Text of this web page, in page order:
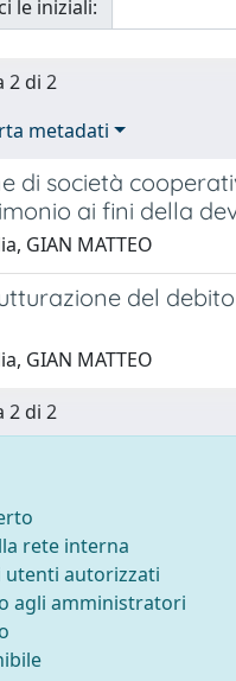
le iniziali:
2 di 2
metadati
di società
ai fini della
GIAN MATTEO
del
GIAN MATTEO
2 di 2
rete interna
autorizzati
agli amministratori